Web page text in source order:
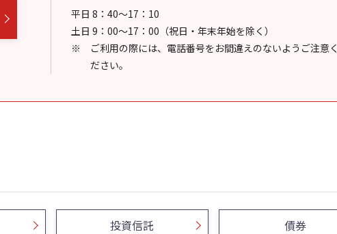
平日 8：40～17：10
土日 9：00～17：00（祝日・年末年始を除く）
ご利用の際には、電話番号をお間違えのないようご注意く
ださい。
投資信託 債券